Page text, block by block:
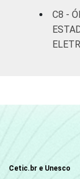
C8 -
Cetic.br e Unesco